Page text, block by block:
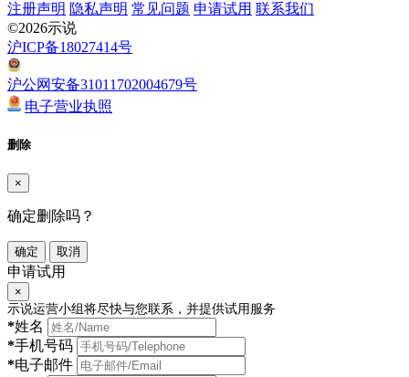
注册声明 隐私声明 常见问题 申请试用 联系我们
©2026示说
沪ICP备18027414号
沪公网安备31011702004679号
电子营业执照
删除
×
确定删除吗？
确定 取消
申请试用
×
示说运营小组将尽快与您联系，并提供试用服务
*姓名
*手机号码
*电子邮件